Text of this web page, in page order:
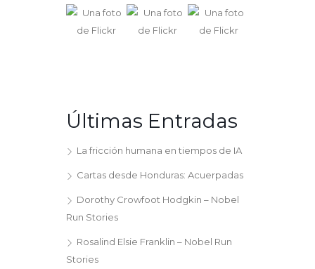
Últimas Entradas
La fricción humana en tiempos de IA
Cartas desde Honduras: Acuerpadas
Dorothy Crowfoot Hodgkin – Nobel
Run Stories
Rosalind Elsie Franklin – Nobel Run
Stories